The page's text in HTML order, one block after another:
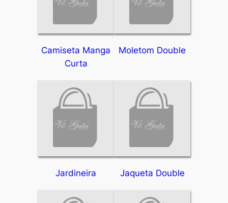
Camiseta Manga
Curta
Moletom Double
Jardineira Jaqueta Double